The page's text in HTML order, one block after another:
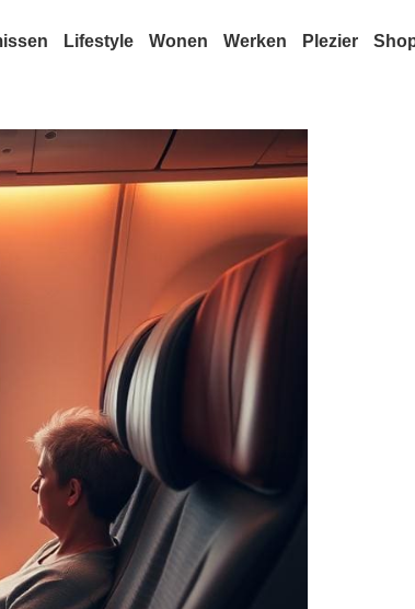
Lifestyle Wonen Werken Plezier